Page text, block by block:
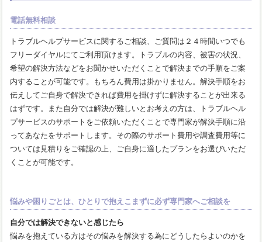
電話無料相談
トラブルヘルプサービスに関するご相談、ご質問は２４時間いつでも
フリーダイヤルにてご利用頂けます。トラブルの内容、被害の状況、
希望の解決方法などをお聞かせいただくことで解決までの手順をご案
内することが可能です。もちろん費用は掛かりません。解決手順をお
伝えしてご自身で解決できれば費用を掛けずに解決することが出来る
はずです。また自分では解決が難しいとお考えの方は、トラブルヘル
プサービスのサポートをご依頼いただくことで専門家が解決手順に沿
ってあなたをサポートします。その際のサポート費用や調査費用等に
ついては見積りをご確認の上、ご自身に適したプランをお選びいただ
くことが可能です。
悩みや困りごとは、ひとりで抱えこまずに必ず専門家へご相談を
自分では解決できないと感じたら
悩みを抱えている方はその悩みを解決する為にどうしたらよいのかを